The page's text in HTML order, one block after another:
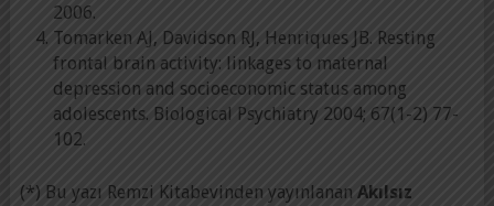
2006.
Tomarken AJ, Davidson RJ, Henriques JB. Resting
frontal brain activity: linkages to maternal
depression and socioeconomic status among
adolescents. Biological Psychiatry 2004; 67(1-2) 77-
102.
(*) Bu yazı Remzi Kitabevinden yayınlanan Akılsız